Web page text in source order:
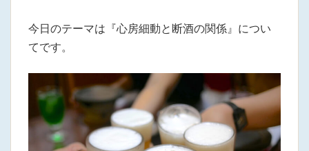
今日のテーマは『心房細動と断酒の関係』につい
てです。